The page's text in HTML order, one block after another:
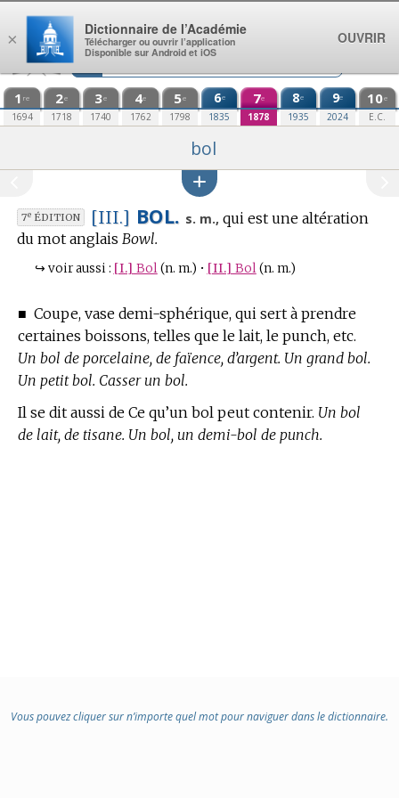
Aller au contenu
1 re
1694
2e
1718
3e
1740
4e
1762
5e
1798
6e
1835
7e
1878
8e
1935
9e
2024
10e
E.C.
bol
7eÉDITION [III.] BOL. s. m., qui est une altération
du mot anglais Bowl.
↪ voir aussi : [I.] Bol (n. m.) • [II.] Bol (n. m.)
■ Coupe, vase demi-sphérique, qui sert à prendre
certaines boissons, telles que le lait, le punch, etc.
Un bol de porcelaine, de faïence, d’argent. Un grand bol.
Un petit bol. Casser un bol.
Il se dit aussi de Ce qu’un bol peut contenir. Un bol
de lait, de tisane. Un bol, un demi-bol de punch.
Vous pouvez cliquer sur n’importe quel mot pour naviguer dans le dictionnaire.
×
Dictionnaire de l’Académie
Télécharger ou ouvrir l’application
Disponible sur Android et iOS
OUVRIR